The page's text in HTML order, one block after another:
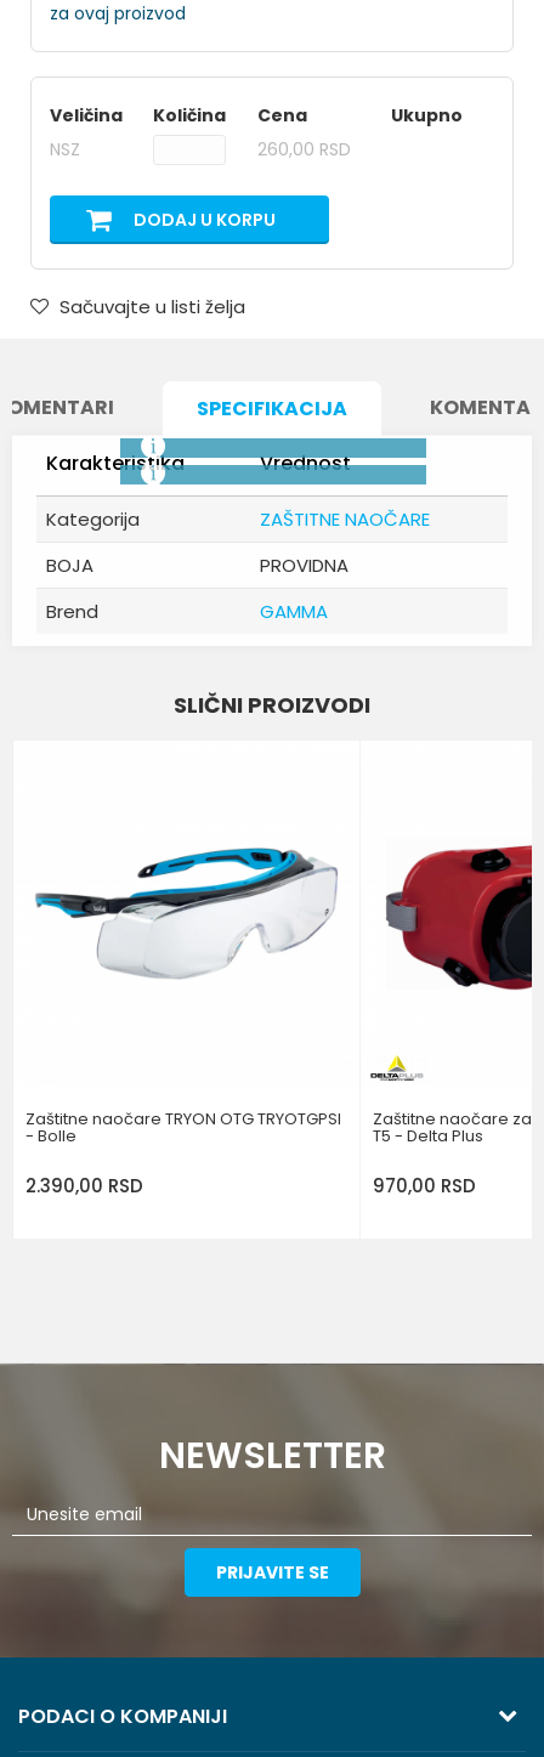
za ovaj proizvod
Veličina Količina Cena
Ukupno
NSZ
260,00 RSD
DODAJ U KORPU
Sačuvajte u listi želja
SPECIFIKACIJA
Karakteristika
Vrednost
Kategorija
ZAŠTITNE NAOČARE
BOJA
PROVIDNA
Brend
GAMMA
SLIČNI PROIZVODI
Zaštitne naočare TRYON OTG TRYOTGPSI
- Bolle
2.390,00 RSD
Zaštitne naočare za
T5 - Delta Plus
970,00 RSD
NEWSLETTER
PRIJAVITE SE
PODACI O KOMPANIJI